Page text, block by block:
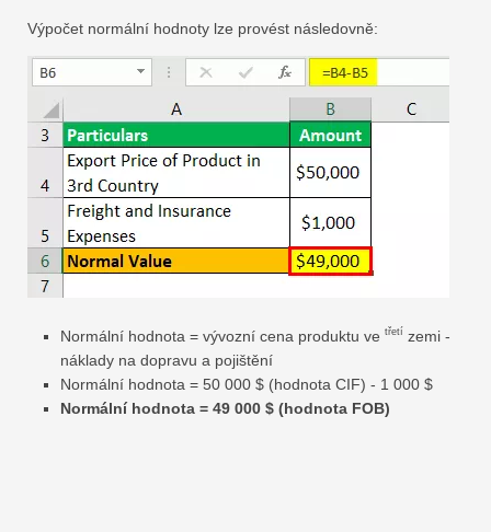
Výpočet normální hodnoty lze provést následovně:
Normální hodnota = vývozní cena produktu ve třetí zemi -
náklady na dopravu a pojištění
Normální hodnota = 50 000 $ (hodnota CIF) - 1 000 $
Normální hodnota = 49 000 $ (hodnota FOB)